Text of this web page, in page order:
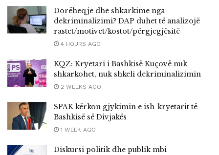
Dorëheqje dhe shkarkime nga
dekriminalizimi? DAP duhet të analizojë
rastet/motivet/kostot/përgjegjësitë
4 HOURS AGO
KQZ: Kryetari i Bashkisë Kuçovë nuk
shkarkohet, nuk shkeli dekriminalizimin
2 WEEKS AGO
SPAK kërkon gjykimin e ish-kryetarit të
Bashkisë së Divjakës
1 WEEK AGO
Diskursi politik dhe publik mbi